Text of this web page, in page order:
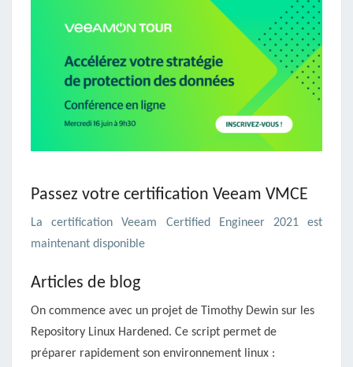
Passez votre certification Veeam VMCE
La certification Veeam Certified Engineer 2021 est
maintenant disponible
Articles de blog
On commence avec un projet de Timothy Dewin sur les
Repository Linux Hardened. Ce script permet de
préparer rapidement son environnement linux :